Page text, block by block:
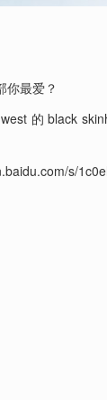
你最爱？
的 black
s/